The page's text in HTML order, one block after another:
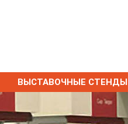
ВЫСТАВОЧНЫЕ СТЕНДЫ